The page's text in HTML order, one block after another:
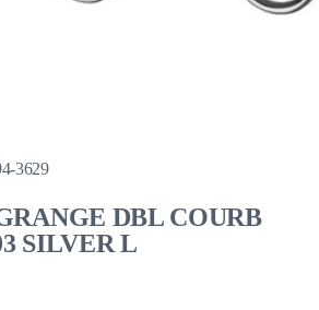
3629
DBL COURB
SILVER L